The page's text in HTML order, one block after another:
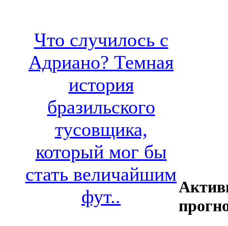
Что случилось с
Адриано? Темная
история
бразильского
тусовщика,
который мог бы
стать величайшим
фут..